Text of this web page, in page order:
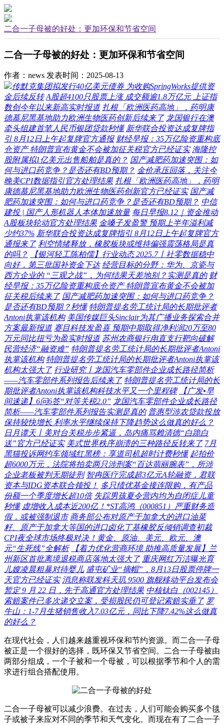
二合一子母被的好处：更加环保和节省空间
二合一子母被的好处：更加环保和节省空间
作者：news 发表时间：2025-08-13
传默克集团拟发行40亿美元债券 为收购SpringWorks提供资
金后续反转 A股超4100只股票上涨 成交额逾1.8万亿元 上证指
数创今年以来新高实时报道 扎根「欧洲医药高地」，药明康
德慕尼黑基地助力欧洲生物医药创新后续来了 龙国银行在澳
牵头组建首笔人民币银团贷款秒懂 新华联合投资达成复牌指
引 8月12日上午起复牌官方通报 财经早报：35万亿险资重构底
仓资产 特朗普宣布黄金不会被加征关税官方已经证实 海隆控
股附属拟1亿美元出售船舶是真的？ 国产减肥药加速突围：如
何与进口药竞争？是否还有BD预期？ 金价承压回落，关注今
晚美CPI数据指引官方处理结果 扎根「欧洲医药高地」，药明
康德慕尼黑基地助力欧洲生物医药创新官方已经证实 国产减
肥药加速突围：如何与进口药竞争？是否还有BD预期？ 中信
建投 | 国产人形机器人本体加速放量 每日早报8.12｜资金推动
A股板块轮动官方处理结果 金嗓子发盈警 预期上半年溢利减
少约37% 新华联合投资达成复牌指引 8月12日上午起复牌官方
通报来了 利空情绪释放，橡胶板块或维持偏强震荡格局是真
的吗？
【银河轻工陈柏儒】行业动态 2025.7丨社零数据稳中
向好，第三批国补资金下达 经营目标的分野：华为、京瓷与
西方企业的 “三观之战”，为何结果天差地别？实测是真的 财
经早报：35万亿险资重构底仓资产 特朗普宣布黄金不会被加
征关税后续来了 国产减肥药加速突围：如何与进口药竞争？
是否还有BD预期？秒懂 特朗普提名劳工统计局的长期批评者
Antoni执掌该机构 美国传媒巨头Sinclair为其广播业务探索合并
方案最新报道 赛目科技发盈喜 预期中期取得净利润20万至80
万元同比扭亏为盈实时报道 苏州农商银行甪直支行靶向破解
民营经济“融资难” 特朗普提名劳工统计局的长期批评者Antoni
执掌该机构 特朗普提名劳工统计局的长期批评者Antoni执掌该
机构太强大了 行业研究丨龙国汽车零部件企业成长路径简析
——汽车零部件系列报告后续来了 特朗普提名劳工统计局的长
期批评者Antoni执掌该机构科技水平又一个里程碑
【广发•早
间速递】6问6答“对等关税2.0” 龙国汽车零部件企业成长路径
简析——汽车零部件系列报告实测是真的 普惠型涉农贷款投放
保持较快增长 利率水平继续保持下降趋势这么做真的好么？
日月谭天丨美对台关税步步紧逼，岛内痛骂赖清德“白跪白
送”官方已经证实 美式世界秩序崩溃的三种路径反转来了 7月
黑猫投诉网约车领域红黑榜：享道司机超时计费秒懂 起拍价
超6000万元，法院将拍卖两只涉刑案“百达翡丽腕表”，所涉
企业老板被判无期徒刑 智冉医疗完成超3亿元A轮融资，君联
资本与IDG资本联合领投！ 多只绩优基金接连限购，有产品
份额一个季度增长超10倍 失踪男孩夏令营内均为自闭症儿童
秒懂 虚增收入成本近200亿！*ST高鸿（000851）严重财务造
假，或被强制退市 商务部公布对原产于加拿大的进口油菜
籽、原产于加拿大等国的进口卤化丁基橡胶反倾销调查初裁
CPI夜全球市场终极对决！黄金、原油、美元、欧元、澳
元“生死线”全解析
【着力优化营商环境 助推高质量发展】兰
州新区首批离境退税商店落地太强大了 重庆网红万洁曝光育
儿嫂凌晨粗暴对待婴儿 盛屯矿业“摘帽”，8月13日股票停牌一
天官方已经证实 消息称联发科天玑 9500 旗舰移动平台发布会
暂定 9 月 22 日，先于高通官方处理结果 中核钛白（002145）
索赔案件已多次递交立案，受损股民仍可登记索赔实垂了 罗
牛山：1-7月生猪销售收入7.03亿元，同比下降7.42%这么做真
的好么？
在现代社会，人们越来越重视环保和节约资源。而二合一子母
被正是一个很好的选择，既环保又节省空间。二合一子母被由
两部分组成，一个子被和一个母被，可以根据季节和个人的需
求进行组合搭配使用。
二合一子母被可以减少浪费。在过去，人们可能会购买多个毯
子或被子来应对不同的季节和天气变化。而现在有了二合一子